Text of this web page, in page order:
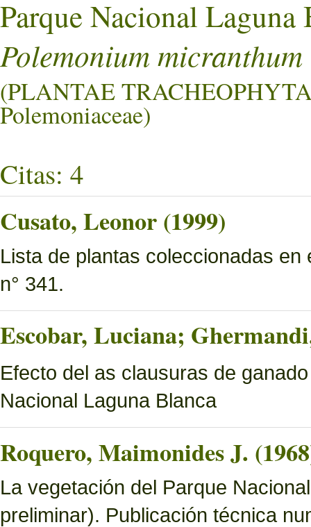
Parque Nacional Laguna
Polemonium micranthum
(PLANTAE
Polemoniaceae)
Citas: 4
Cusato, Leonor (1999)
Lista de plantas coleccionadas
n° 341.
Escobar, Luciana;
Efecto del as clausuras de
Nacional Laguna Blanca
Roquero, Maimonides J.
La vegetación del Parque
preliminar). Publicación técnica